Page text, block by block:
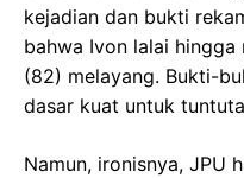
kejadian dan bukti
bahwa Ivon lalai
(82) melayang. Bukti-
dasar kuat untuk
Namun, ironisnya, JPU